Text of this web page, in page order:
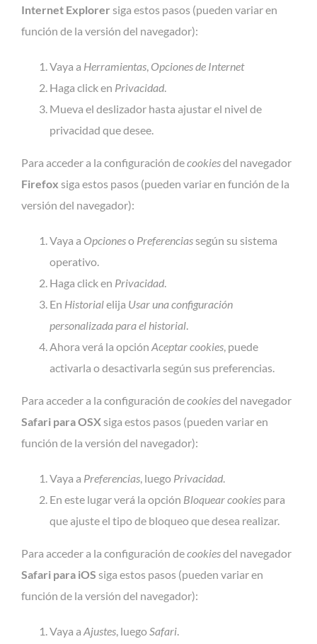
Internet Explorer siga estos pasos (pueden variar en
función de la versión del navegador):
Vaya a Herramientas, Opciones de Internet
Haga click en Privacidad.
Mueva el deslizador hasta ajustar el nivel de
privacidad que desee.
Para acceder a la configuración decookiesdel navegador
Firefox siga estos pasos (pueden variar en función de la
versión del navegador):
Vaya a Opcioneso Preferenciassegún su sistema
operativo.
Haga click en Privacidad.
En Historialelija Usar una configuración
personalizada para el historial.
Ahora verá la opción Aceptar cookies, puede
activarla o desactivarla según sus preferencias.
Para acceder a la configuración decookiesdel navegador
Safari para OSXsiga estos pasos (pueden variar en
función de la versión del navegador):
Vaya a Preferencias, luego Privacidad.
En este lugar verá la opción Bloquear cookies para
que ajuste el tipo de bloqueo que desea realizar.
Para acceder a la configuración decookiesdel navegador
Safari para iOS siga estos pasos (pueden variar en
función de la versión del navegador):
Vaya a Ajustes, luegoSafari.